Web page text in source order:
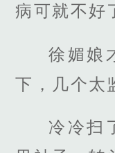
病可就不好
徐媚娘
下，几个太
冷冷扫